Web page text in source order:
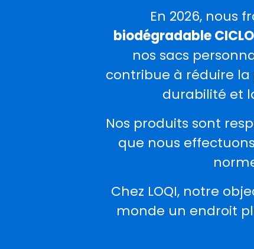
En 2026, nous
biodégradable
nos sacs
contribue à réduire
durabilité et
Nos produits sont
que nous
Chez LOQI, notre
monde un endroit